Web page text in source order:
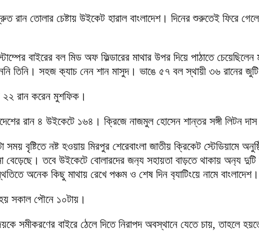
রান তোলার চেষ্টায় উইকেট হারাল বাংলাদেশ। দিনের শুরুতেই ফিরে
বাইরের বল মিড অফ ফিল্ডারের মাথার উপর দিয়ে পাঠাতে
তিনি। সহজ ক‍্যাচ নেন শান মাসুদ। ভাঙে ৫৭ বল স্থায়ী ৩৬ রানের
২২ রান করেন মুশফিক।
রান ৪ উইকেটে ১৬৪। ক্রিজে নাজমুল হোসেন শান্তর সঙ্গী লিটন
সময় বৃষ্টিতে নষ্ট হওয়ায় মিরপুর শেরেবাংলা জাতীয় ক্রিকেট স্টেডিয়ামে
বেড়েছে। তবে উইকেটে বোলারদের জন‍্য সহায়তা বাড়তে থাকায় অন‍্য
অনেক কিছু মাথায় রেখে পঞ্চম ও শেষ দিন ব‍্যাটিংয়ে নামে বাংলাদেশ।
সকাল পৌনে ১০টায়।
সমীকরণের বাইরে ঠেলে দিতে নিরাপদ অবস্থানে যেতে চায়, তাহলে